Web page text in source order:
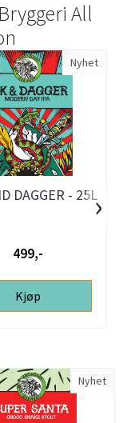
All
Nyhet
DAGGER - 25L
499,-
Kjøp
›
Nyhet